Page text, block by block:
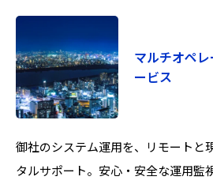
マルチオペ
ービス
御社のシステム運用を、リモートと
タルサポート。安心・安全な運用監